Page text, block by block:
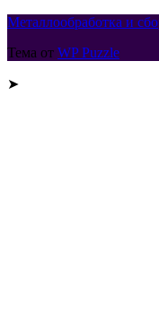
Металлообработка и
Тема от WP Puzzle
➤